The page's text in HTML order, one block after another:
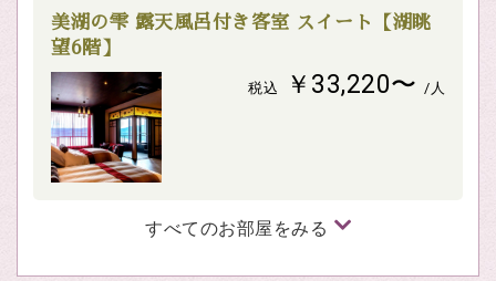
美湖の雫 露天風呂付き客室 スイート【湖眺
望6階】
税込 ￥33,220〜 /人
すべてのお部屋をみる